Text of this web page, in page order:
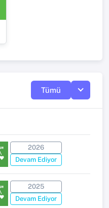
Tümü
2026
Devam Ediyor
2025
Devam Ediyor